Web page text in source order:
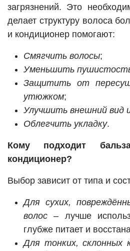
загрязнений. Это
делает структуру волоса
и кондиционер помогают:
Смягчить волосы;
Уменьшить
Защитить от
утюжком;
Улучшить внешний вид
Облегчить укладку.
Кому подходит
кондиционер?
Выбор зависит от типа и
Для сухих,
волос – лучше
глубже питает и
Для тонких, склонных